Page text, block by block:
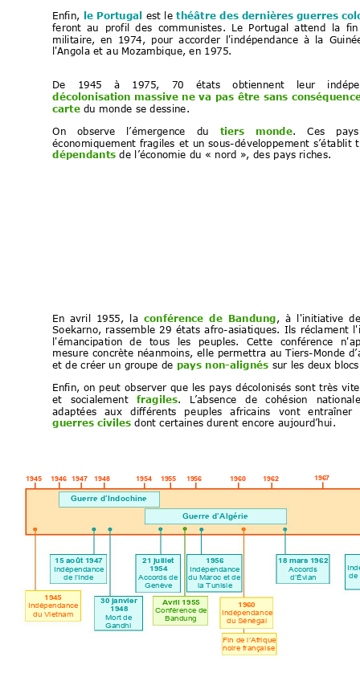
Enfin,
le Portugal est le théâtre des dernières guerres
feront au profil des communistes. Le Portugal attend la fin
militaire,
en 1974, pour accorder l'indépendance à la
l'Angola et au Mozambique, en 1975.
De 1945 à 1975, 70 états obtiennent leur
décolonisation massive ne va pas être sans
carte du monde se dessine.
On
observe l’émergence du tiers monde. Ces pays
économiquement fragiles et un sous-développement s’établit
dépendants de l’économie du « nord », des pays riches.
En avril 1955, la conférence de Bandung à l'initiative de
Soekarno, rassemble 29 états afro-asiatiques. Ils réclament
l'émancipation
de tous les peuples. Cette conférence
mesure concrète néanmoins, elle permettra au Tiers-Monde
et de créer un groupe de pays non-alignés sur les deux
Enfin, on peut observer que les pays décolonisés sont très vite
et
socialement fragiles. L ’absence de cohésion
adaptées
aux différents peuples africains vont
entraîner
guerres civiles dont certaines durent encore aujourd’hui.
Guerre d’Indochine
1945 196
1960
Indépendance
du Sénégal
15 août 1947
Indépendance
de l’Inde
Avril 1955
Conférence de
Bandung
1946 1954
30 janvi er
1948
Mort de
Gandhi
21 juillet
1954
Accords de
Genève
de
1945
Indépendance
du Vietnam
Guerre d’Algérie
1962
1947 1948 1956
1955
Fin de l’Afrique
noire française
1956
Indépendance
du Maroc et de
la Tunisie
18 ma rs 1962
Accords
d’Évian